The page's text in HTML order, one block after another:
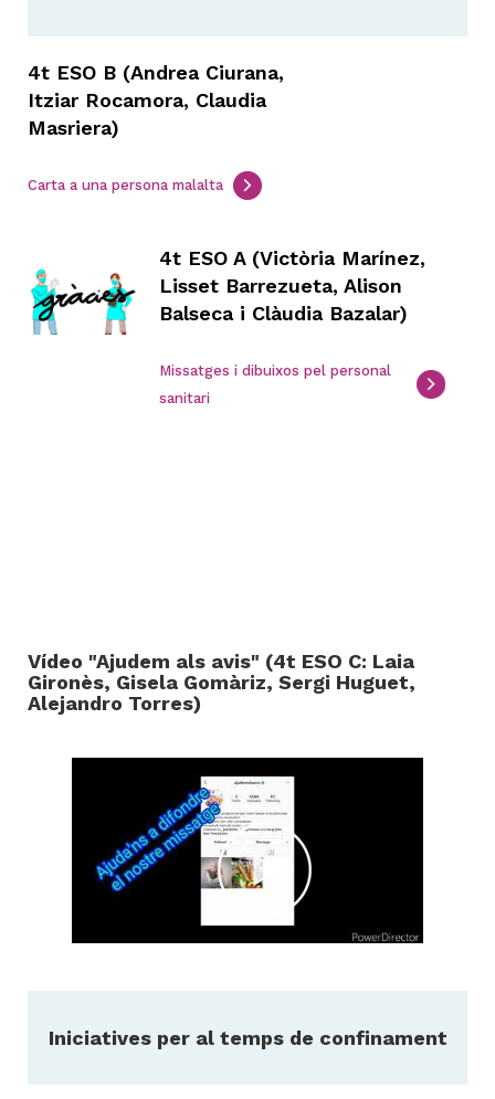
4t ESO B (Andrea Ciurana,
Itziar Rocamora, Claudia
Masriera)
Carta a una persona malalta
4t ESO A (Victòria Marínez,
Lisset Barrezueta, Alison
Balseca i Clàudia Bazalar)
Missatges i dibuixos pel personal
sanitari
Vídeo "Ajudem als avis" (4t ESO C: Laia
Gironès, Gisela Gomàriz, Sergi Huguet,
Alejandro Torres)
Iniciatives per al temps de confinament